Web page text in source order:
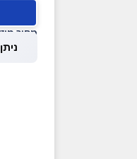
מחיר
ניתן